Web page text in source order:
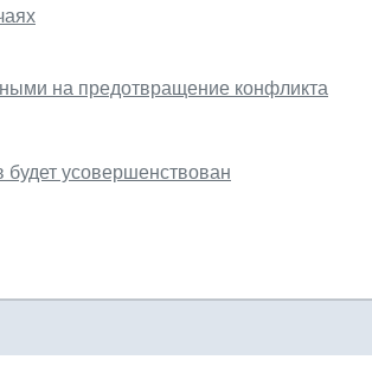
на предотвращение конфликта
усовершенствован